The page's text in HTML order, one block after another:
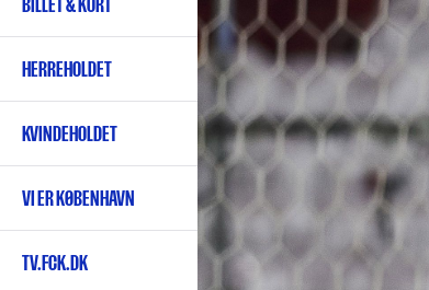
Primær
navigation
HERREHOLDET
KVINDEHOLDET
VI ER KØBENHAVN
TV.FCK.DK